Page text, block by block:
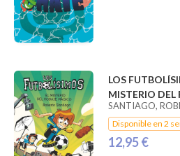
LOS
MISTERIO
SANTIAGO,
Disponible en 2
12,95 €